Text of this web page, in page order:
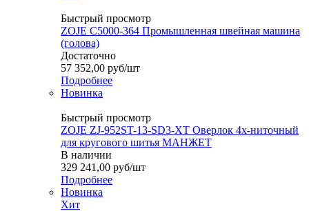
Быстрый просмотр
ZOJE C5000-364 Промышленная швейная машина
(голова)
Достаточно
57 352,00 руб/шт
Подробнее
Новинка
Быстрый просмотр
ZOJE ZJ-952ST-13-SD3-XT Оверлок 4х-ниточный
для кругового шитья МАНЖЕТ
В наличии
329 241,00 руб/шт
Подробнее
Новинка
Хит